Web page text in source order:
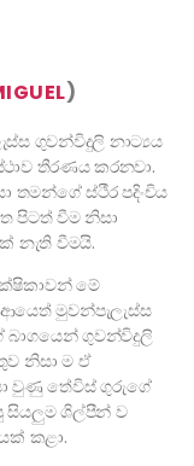
)
ගුවන්විදුලි නාට්‍යය
තීරණය කරනවා.
ස්ථීර පදිංචිය
පිටත් වීම නිසා
නැති වීමයි.
මේ
මුවන්පැලැස්ස
බාගයෙන් ගුවන්විදුලි
නිසා ම ඒ
වුණු තේවිස් ගුරුගේ
සියලුම ශිල්පීන් ව
කළා.